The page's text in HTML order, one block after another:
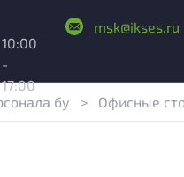
10:00
-
17:00
msk@ikses.ru
бу > Офисные